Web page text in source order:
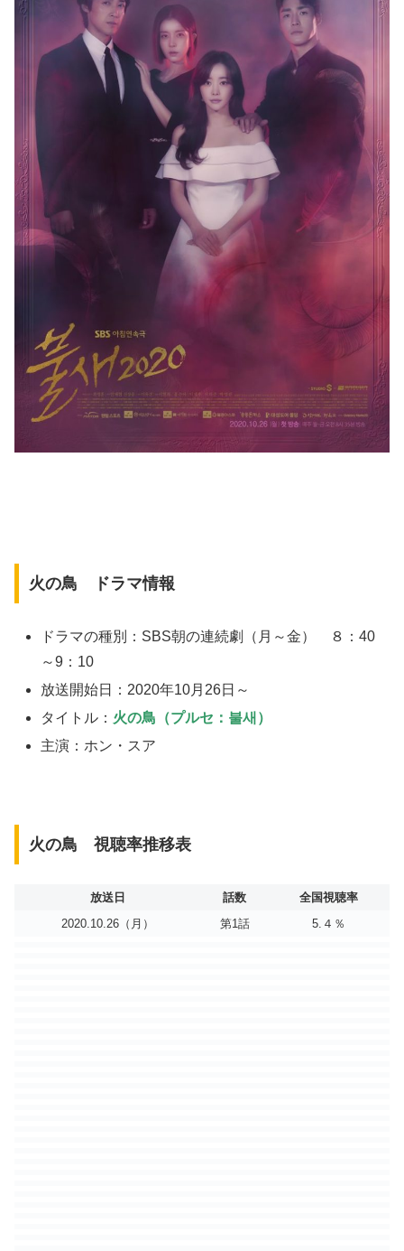
火の鳥 ドラマ情報
ドラマの種別：SBS朝の連続劇（月～金） ８：40
～9：10
放送開始日：2020年10月26日～
タイトル： 火の鳥（プルセ：불새）
主演：ホン・スア
火の鳥 視聴率推移表
放送日 話数
全国視聴率
2020.10.26（月）
第1話 5.４％